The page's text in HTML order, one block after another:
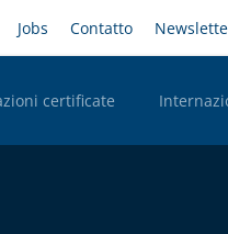
al
contenuto
Jobs Contatto
certificate